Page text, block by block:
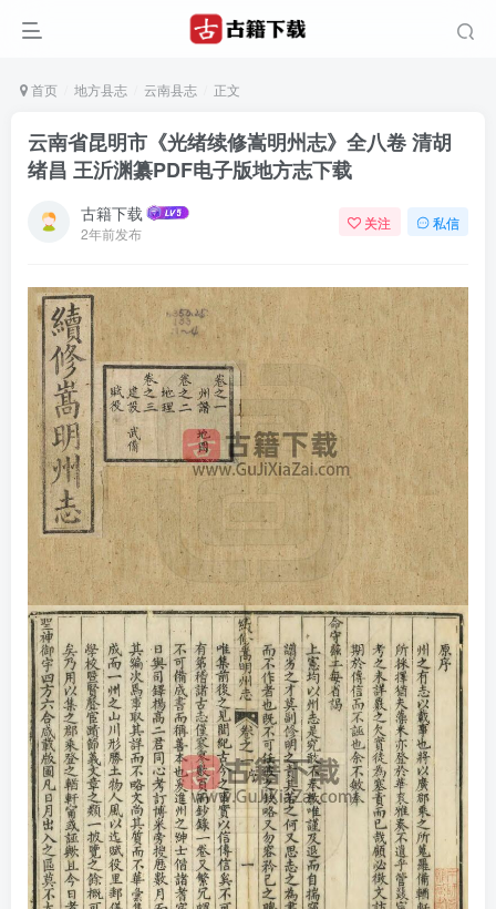
首页 地方县志 云南县志 正文
云南省昆明市《光绪续修嵩明州志》全八卷 清胡
绪昌 王沂渊纂PDF电子版地方志下载
古籍下载
2年前发布
关注 私信